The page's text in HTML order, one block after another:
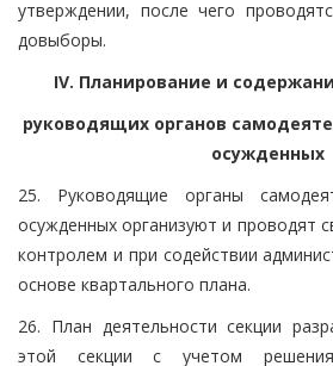
утверждении, после чего
довыборы.
IV. Планирование и
руководящих органов
осужденных
25. Руководящие органы
осужденных организуют и проводят
контролем и при содействии
основе квартального плана.
26. План деятельности секции
этой секции с учетом